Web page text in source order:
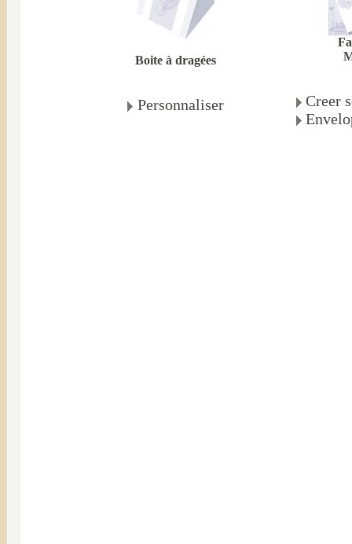
Boite à dragées
Personnaliser
Creer